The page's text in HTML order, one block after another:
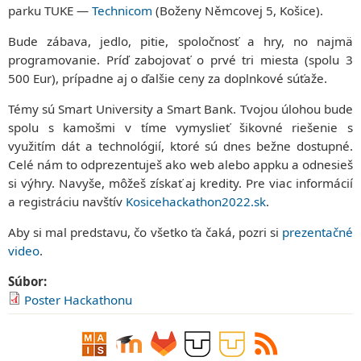
parku TUKE — Technicom (Boženy Němcovej 5, Košice).
Bude zábava, jedlo, pitie, spoločnosť a hry, no najmä
programovanie. Príď zabojovať o prvé tri miesta (spolu 3
500 Eur), prípadne aj o ďalšie ceny za doplnkové súťaže.
Témy sú Smart University a Smart Bank. Tvojou úlohou bude
spolu s kamošmi v tíme vymyslieť šikovné riešenie s
využitím dát a technológií, ktoré sú dnes bežne dostupné.
Celé nám to odprezentuješ ako web alebo appku a odnesieš
si výhry. Navyše, môžeš získať aj kredity. Pre viac informácií
a registráciu navštív Kosicehackathon2022.sk.
Aby si mal predstavu, čo všetko ťa čaká, pozri si prezentačné
video.
Súbor:
Poster Hackathonu